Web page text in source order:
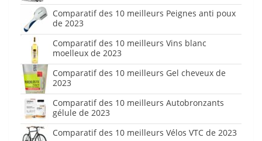
Comparatif des 10 meilleurs Peignes anti poux
de 2023
Comparatif des 10 meilleurs Vins blanc
moelleux de 2023
Comparatif des 10 meilleurs Gel cheveux de
2023
Comparatif des 10 meilleurs Autobronzants
gélule de 2023
Comparatif des 10 meilleurs Vélos VTC de 2023